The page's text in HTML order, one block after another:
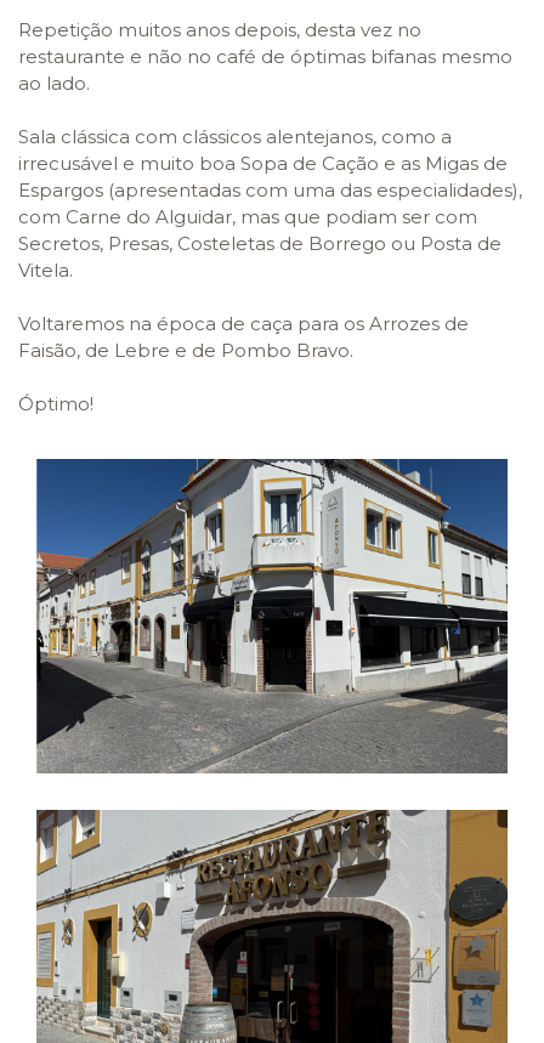
Repetição muitos anos depois, desta vez no
restaurante e não no café de óptimas bifanas mesmo
ao lado.
Sala clássica com clássicos alentejanos, como a
irrecusável e muito boa Sopa de Cação e as Migas de
Espargos (apresentadas com uma das especialidades),
com Carne do Alguidar, mas que podiam ser com
Secretos, Presas, Costeletas de Borrego ou Posta de
Vitela.
Voltaremos na época de caça para os Arrozes de
Faisão, de Lebre e de Pombo Bravo.
Óptimo!